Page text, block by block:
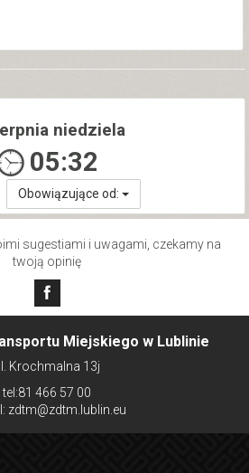
niedziela
05:32
Obowiązujące od:
sugestiami i uwagami, czekamy na
twoją opinię
Miejskiego w Lublinie
Krochmalna 13j
tel:81 466 57 00
zdtm@zdtm.lublin.eu